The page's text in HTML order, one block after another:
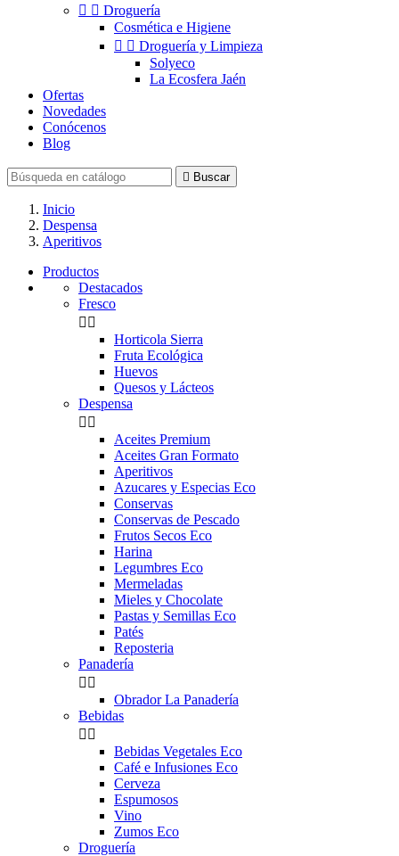
  Droguería
Cosmética e Higiene
  Droguería y Limpieza
Solyeco
La Ecosfera Jaén
Ofertas
Novedades
Conócenos
Blog
 Buscar
Inicio
Despensa
Aperitivos
Productos
Destacados
Fresco
 
Horticola Sierra
Fruta Ecológica
Huevos
Quesos y Lácteos
Despensa
 
Aceites Premium
Aceites Gran Formato
Aperitivos
Azucares y Especias Eco
Conservas
Conservas de Pescado
Frutos Secos Eco
Harina
Legumbres Eco
Mermeladas
Mieles y Chocolate
Pastas y Semillas Eco
Patés
Reposteria
Panadería
 
Obrador La Panadería
Bebidas
 
Bebidas Vegetales Eco
Café e Infusiones Eco
Cerveza
Espumosos
Vino
Zumos Eco
Droguería